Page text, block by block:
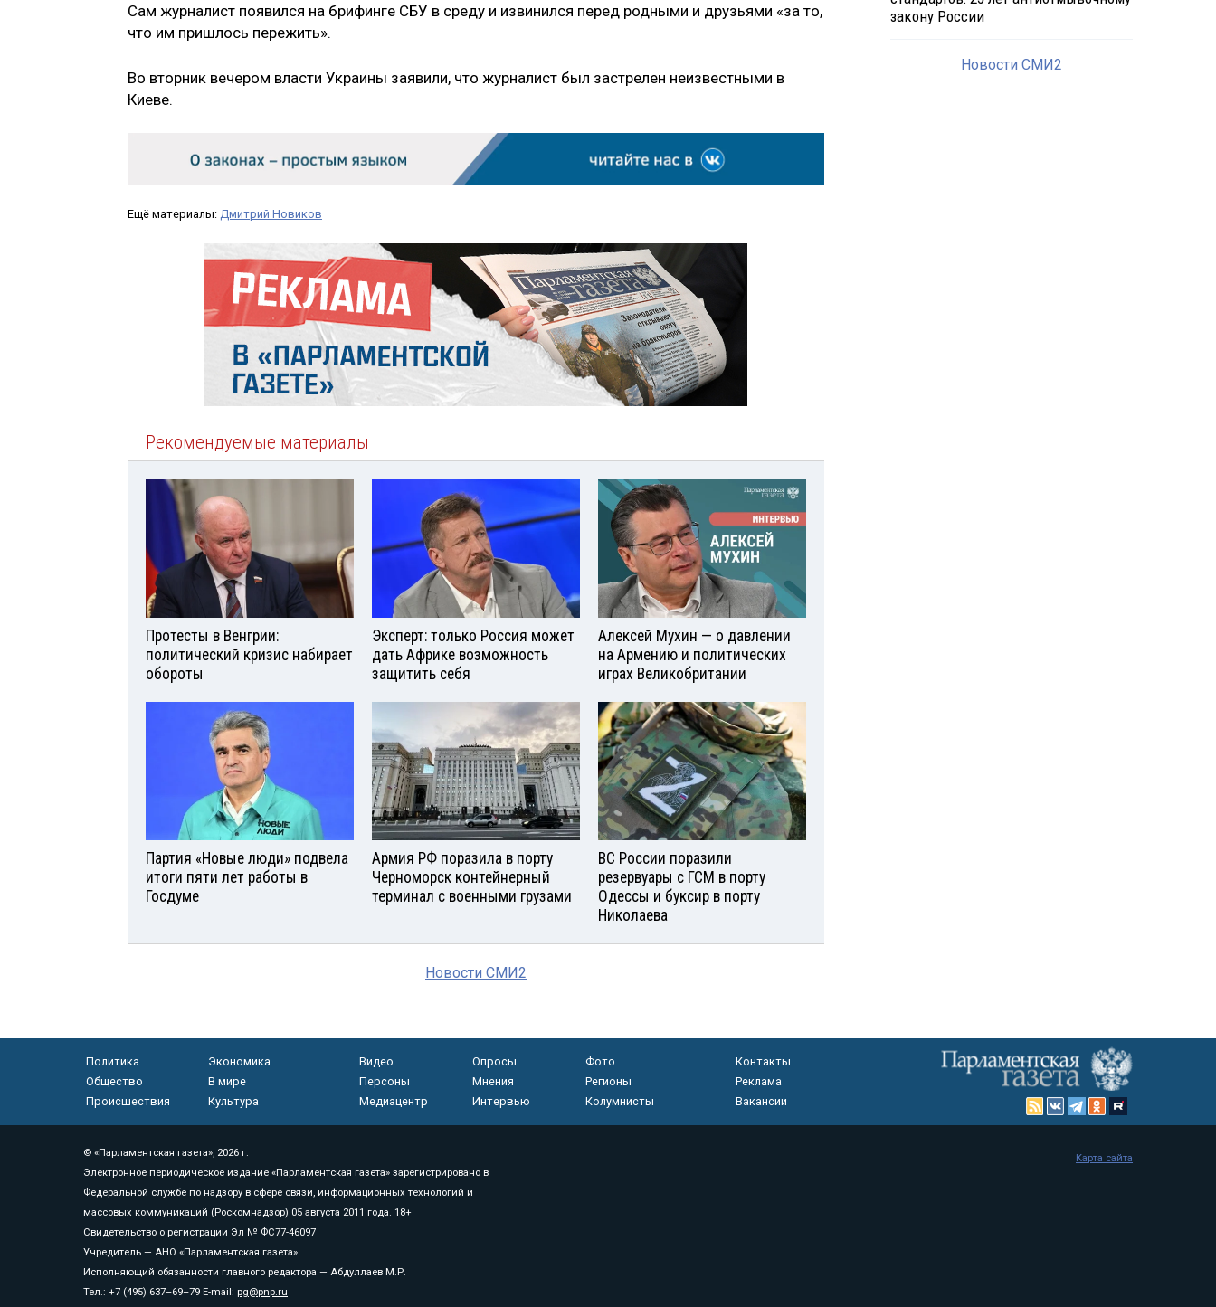
Сам журналист появился на брифинге СБУ в среду и извинился перед родными и друзьями «за то,
что им пришлось пережить».
Во вторник вечером власти Украины заявили, что журналист был застрелен неизвестными в
Киеве.
Ещё материалы: Дмитрий Новиков
Рекомендуемые материалы
Протесты в Венгрии:
политический кризис набирает
обороты
Эксперт: только Россия может
дать Африке возможность
защитить себя
Алексей Мухин — о давлении
на Армению и политических
играх Великобритании
Партия «Новые люди» подвела
итоги пяти лет работы в
Госдуме
Армия РФ поразила в порту
Черноморск контейнерный
терминал с военными грузами
ВС России поразили
резервуары с ГСМ в порту
Одессы и буксир в порту
Николаева
Новости СМИ2
закону России
Новости СМИ2
Политика
Экономика
Общество
В мире
Происшествия
Культура
Видео Опросы
Фото
Персоны
Мнения
Регионы
Медиацентр
Интервью Колумнисты
Контакты
Реклама
Вакансии
© «Парламентская газета», 2026 г.
Электронное периодическое издание «Парламентская газета» зарегистрировано в
Федеральной службе по надзору в сфере связи, информационных технологий и
массовых коммуникаций (Роскомнадзор) 05 августа 2011 года. 18+
Свидетельство о регистрации Эл № ФС77-46097
Учредитель — АНО «Парламентская газета»
Исполняющий обязанности главного редактора — Абдуллаев М.Р.
Тел.: +7 (495) 637–69–79 E-mail: pg@pnp.ru
Карта сайта